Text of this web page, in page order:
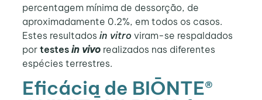
percentagem mínima de dessorção, de
aproximadamente 0.2%, em todos os casos.
Estes resultados in vitro viram-se respaldados
por testes in vivorealizados nas diferentes
espécies terrestres.
Eficácia de BIŌNTE®